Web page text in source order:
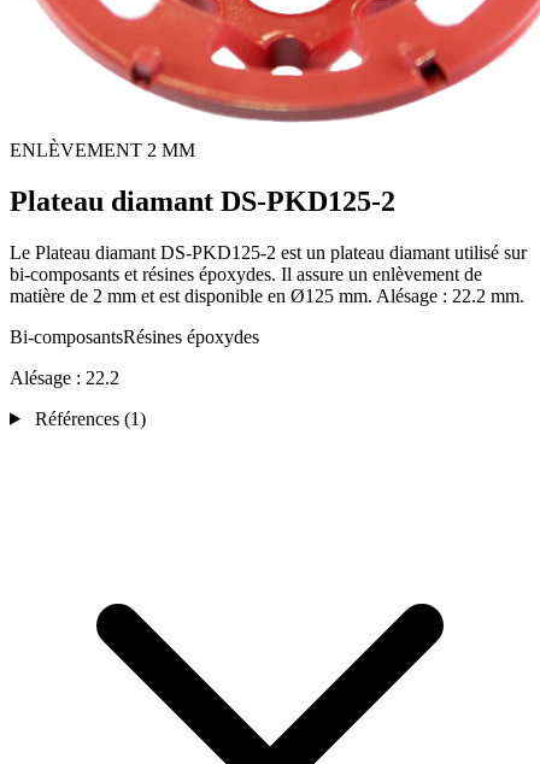
ENLÈVEMENT 2 MM
Plateau diamant DS-PKD125-2
Le Plateau diamant DS-PKD125-2 est un plateau diamant utilisé sur
bi-composants et résines époxydes. Il assure un enlèvement de
matière de 2 mm et est disponible en Ø125 mm. Alésage : 22.2 mm.
Bi-composantsRésines époxydes
Alésage : 22.2
Références (1)